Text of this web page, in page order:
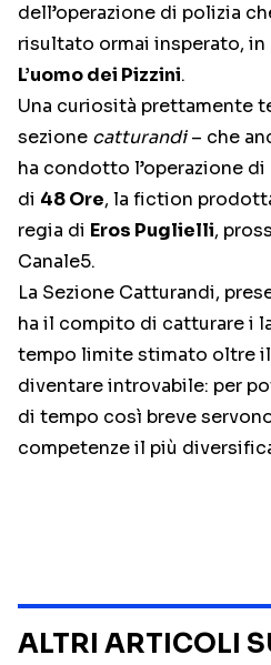
dell’operazione di polizia
risultato ormai insperato,
L’uomo dei Pizzini.
Una curiosità prettamente
sezione catturandi– che
ha condotto l’operazione di
di 48 Ore, la fiction
regia di Eros Puglielli,
Canale5.
La Sezione Catturandi,
ha il compito di catturare i
tempo limite stimato oltre
diventare introvabile: per
di tempo così breve
competenze il più
ALTRI ARTICOLI